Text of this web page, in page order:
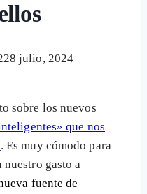
28 julio, 2024
sobre los nuevos
que nos
. Es muy cómodo para
nuestro gasto a
fuente de